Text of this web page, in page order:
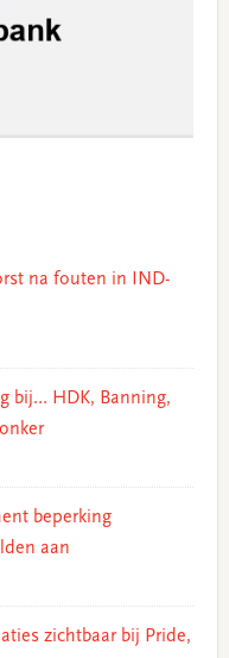
na fouten in IND-
bij… HDK, Banning,
beperking
aan
zichtbaar bij Pride,